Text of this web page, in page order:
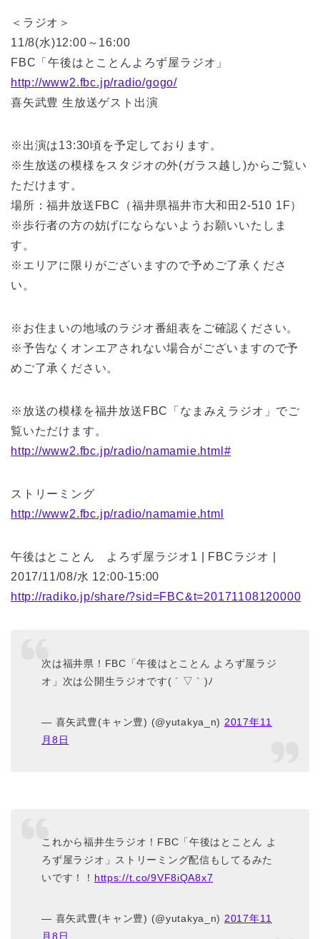
＜ラジオ＞
11/8(水)12:00～16:00
FBC「午後はとことんよろず屋ラジオ」
http://www2.fbc.jp/radio/gogo/
喜矢武豊 生放送ゲスト出演
※出演は13:30頃を予定しております。
※生放送の模様をスタジオの外(ガラス越し)からご覧い
ただけます。
場所：福井放送FBC（福井県福井市大和田2-510 1F）
※歩行者の方の妨げにならないようお願いいたしま
す。
※エリアに限りがございますので予めご了承くださ
い。
※お住まいの地域のラジオ番組表をご確認ください。
※予告なくオンエアされない場合がございますので予
めご了承ください。
※放送の模様を福井放送FBC「なまみえラジオ」でご
覧いただけます。
http://www2.fbc.jp/radio/namamie.html#
ストリーミング
http://www2.fbc.jp/radio/namamie.html
午後はとことん よろず屋ラジオ1 | FBCラジオ |
2017/11/08/水 12:00-15:00
http://radiko.jp/share/?sid=FBC&t=20171108120000
次は福井県！FBC「午後はとことん よろず屋ラジ
オ」次は公開生ラジオです( ´ ▽ ` )ﾉ
— 喜矢武豊(キャン豊) (@yutakya_n) 2017年11
月8日
これから福井生ラジオ！FBC「午後はとことん よ
ろず屋ラジオ」ストリーミング配信もしてるみた
いです！！ https://t.co/9VF8iQA8x7
— 喜矢武豊(キャン豊) (@yutakya_n) 2017年11
月8日